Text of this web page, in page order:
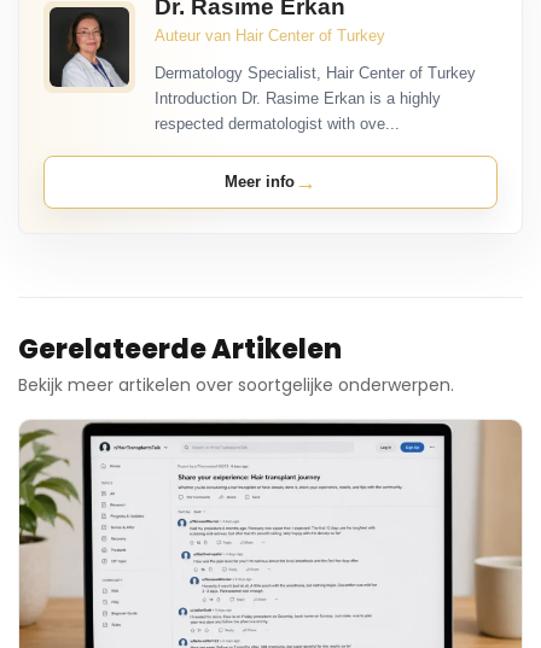
Dr. Rasime Erkan
Auteur van Hair Center of Turkey
Dermatology Specialist, Hair Center of Turkey
Introduction Dr. Rasime Erkan is a highly
respected dermatologist with ove...
Meer info →
Gerelateerde Artikelen
Bekijk meer artikelen over soortgelijke onderwerpen.